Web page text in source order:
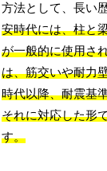
方法として、長い
安時代には、柱と
が一般的に使用さ
は、筋交いや耐力
時代以降、耐震基
それに対応した形
す。